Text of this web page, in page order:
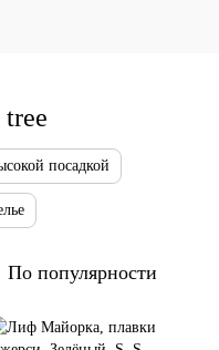
посадкой
По популярности